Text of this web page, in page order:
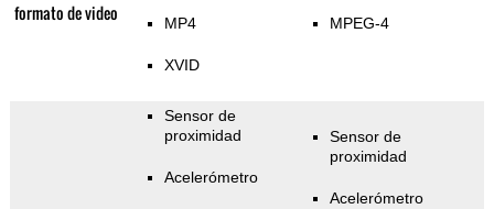
formato de video MP4
XVID
MPEG-4
Sensor de
proximidad
Acelerómetro
Sensor de
proximidad
Acelerómetro